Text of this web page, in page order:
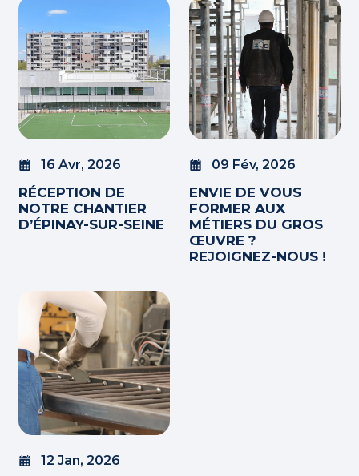
16 Avr, 2026
RÉCEPTION DE
NOTRE CHANTIER
D’ÉPINAY-SUR-SEINE
09 Fév, 2026
ENVIE DE VOUS
FORMER AUX
MÉTIERS DU GROS
ŒUVRE ?
REJOIGNEZ-NOUS !
12 Jan, 2026